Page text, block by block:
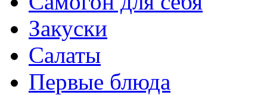
Закуски
Салаты
Первые блюда